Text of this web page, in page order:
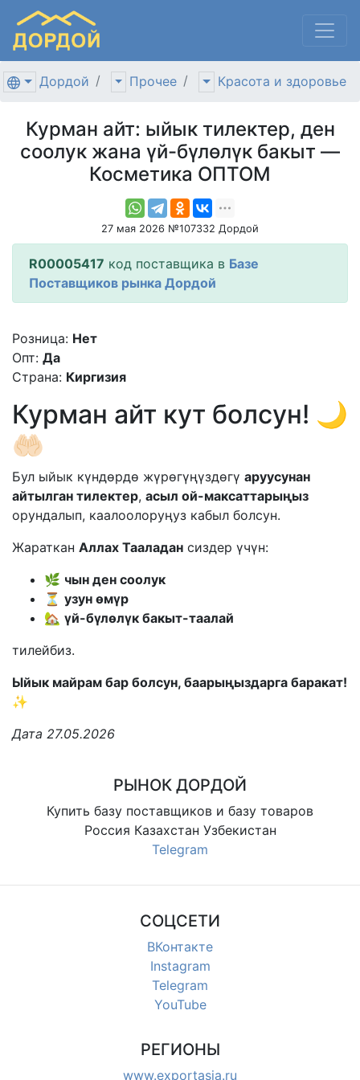
Дордой Прочее Красота и здоровье
Курман айт: ыйык тилектер, ден
соолук жана үй-бүлөлүк бакыт —
Косметика ОПТОМ
27 мая 2026 №107332 Дордой
R00005417 код поставщика в Базе
Поставщиков рынка Дордой
Розница: Нет
Опт: Да
Страна: Киргизия
Курман айт кут болсун! 🌙
🤲🏻
Бул ыйык күндөрдө жүрөгүңүздөгү аруусунан
айтылган тилектер, асыл ой-максаттарыңыз
орундалып, каалоолоруңуз кабыл болсун.
Жараткан Аллах Тааладан сиздер үчүн:
🌿 чын ден соолук
⏳ узун өмүр
🏡 үй-бүлөлүк бакыт-таалай
тилейбиз.
Ыйык майрам бар болсун, баарыңыздарга баракат!
✨
Дата 27.05.2026
РЫНОК ДОРДОЙ
Купить базу поставщиков и базу товаров
Россия Казахстан Узбекистан
Telegram
СОЦСЕТИ
ВКонтакте
Instagram
Telegram
YouTube
РЕГИОНЫ
www.exportasia.ru